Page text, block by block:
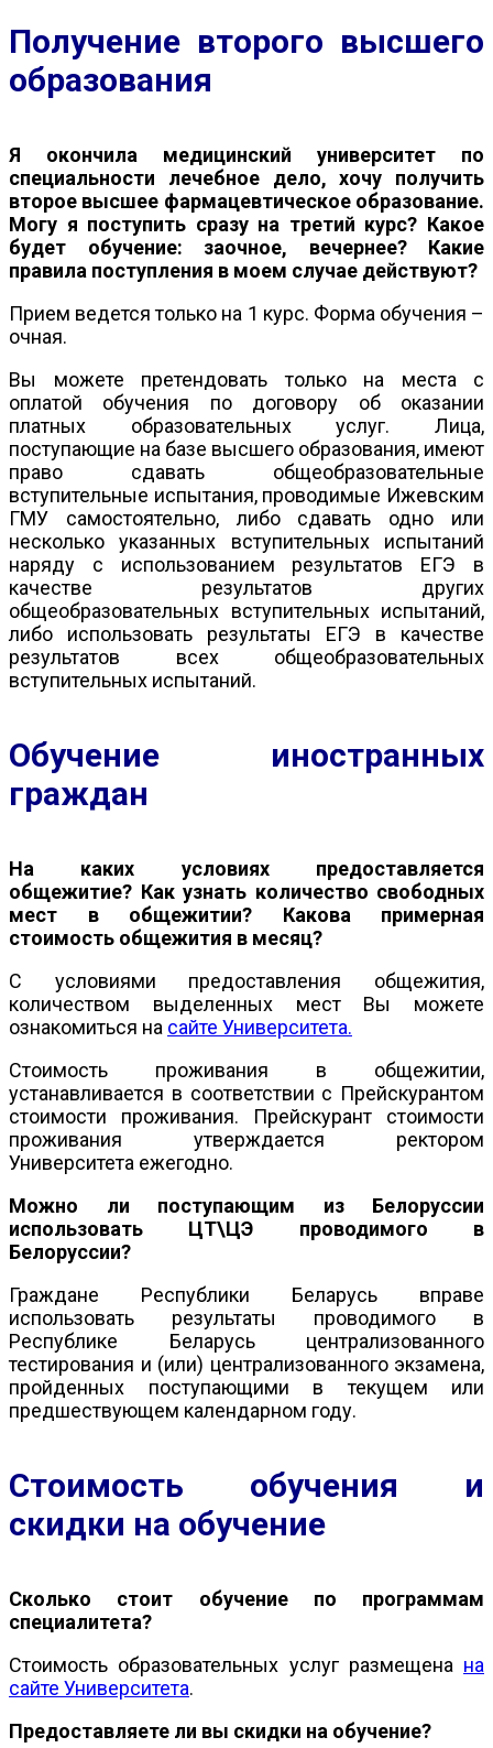
Получение второго высшего
образования
Я окончила медицинский университет по
специальности лечебное дело, хочу получить
второе высшее фармацевтическое образование.
Могу я поступить сразу на третий курс? Какое
будет обучение: заочное, вечернее? Какие
правила поступления в моем случае действуют?
Прием ведется только на 1 курс. Форма обучения –
очная.
Вы можете претендовать только на места с
оплатой обучения по договору об оказании
платных образовательных услуг. Лица,
поступающие на базе высшего образования, имеют
право сдавать общеобразовательные
вступительные испытания, проводимые Ижевским
ГМУ самостоятельно, либо сдавать одно или
несколько указанных вступительных испытаний
наряду с использованием результатов ЕГЭ в
качестве результатов других
общеобразовательных вступительных испытаний,
либо использовать результаты ЕГЭ в качестве
результатов всех общеобразовательных
вступительных испытаний.
Обучение иностранных
граждан
На каких условиях предоставляется
общежитие? Как узнать количество свободных
мест в общежитии? Какова примерная
стоимость общежития в месяц?
С условиями предоставления общежития,
количеством выделенных мест Вы можете
ознакомиться на сайте Университета.
Стоимость проживания в общежитии,
устанавливается в соответствии с Прейскурантом
стоимости проживания. Прейскурант стоимости
проживания утверждается ректором
Университета ежегодно.
Можно ли поступающим из Белоруссии
использовать ЦТ\ЦЭ проводимого в
Белоруссии?
Граждане Республики Беларусь вправе
использовать результаты проводимого в
Республике Беларусь централизованного
тестирования и (или) централизованного экзамена,
пройденных поступающими в текущем или
предшествующем календарном году.
Стоимость обучения и
скидки на обучение
Сколько стоит обучение по программам
специалитета?
Стоимость образовательных услуг размещена на
сайте Университета.
Предоставляете ли вы скидки на обучение?